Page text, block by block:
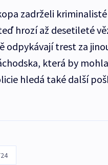
zadrželi
hrozí až desetileté
odpykávají trest za
která by
hledá také další